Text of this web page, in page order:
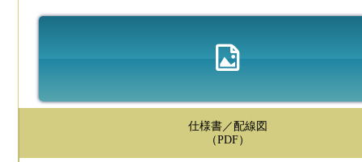
仕様書／配線図
（PDF）